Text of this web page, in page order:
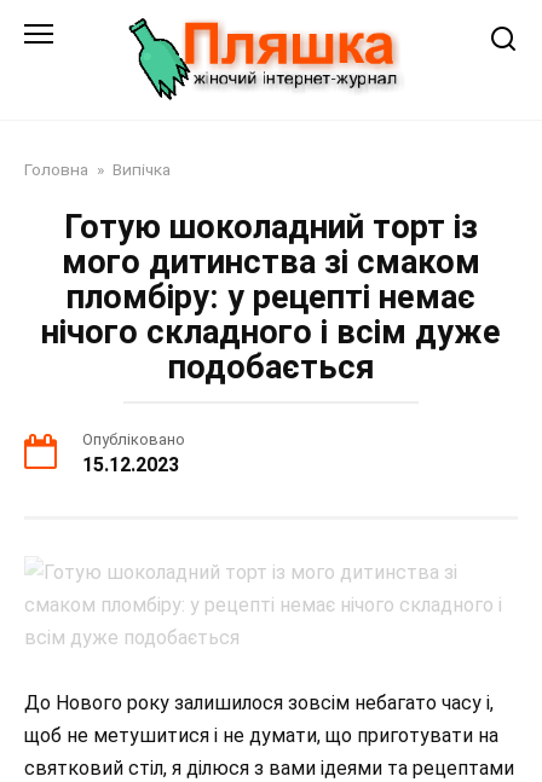
Головна » Випічка
Готую шоколадний торт із
мого дитинства зі смаком
пломбіру: у рецепті немає
нічого складного і всім дуже
подобається
Опубліковано
15.12.2023
До Нового року залишилося зовсім небагато часу і,
щоб не метушитися і не думати, що приготувати на
святковий стіл, я ділюся з вами ідеями та рецептами